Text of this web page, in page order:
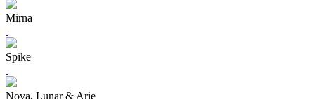
Mirna
Spike
Nova, Lunar & Arie